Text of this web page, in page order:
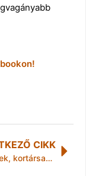
CIKK
Dizájnerek, kortársak és mentorok